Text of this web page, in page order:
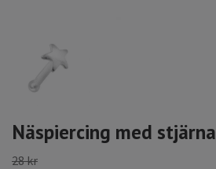
Näspiercing med stjärna
28 kr